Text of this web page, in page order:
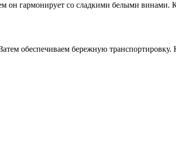
гармонирует со сладкими белыми винами.
обеспечиваем бережную транспортировку.